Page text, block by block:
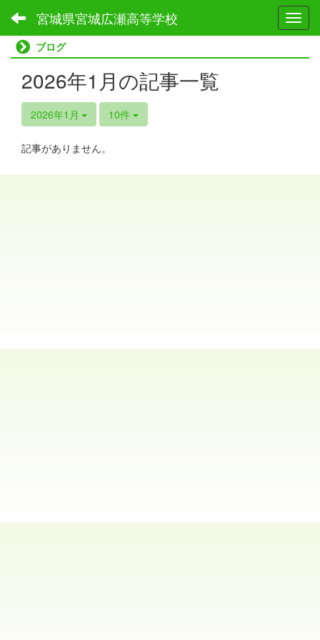
宮城県宮城広瀬高等学校
ブログ
2026年1月の記事一覧
2026年1月 10件
記事がありません。